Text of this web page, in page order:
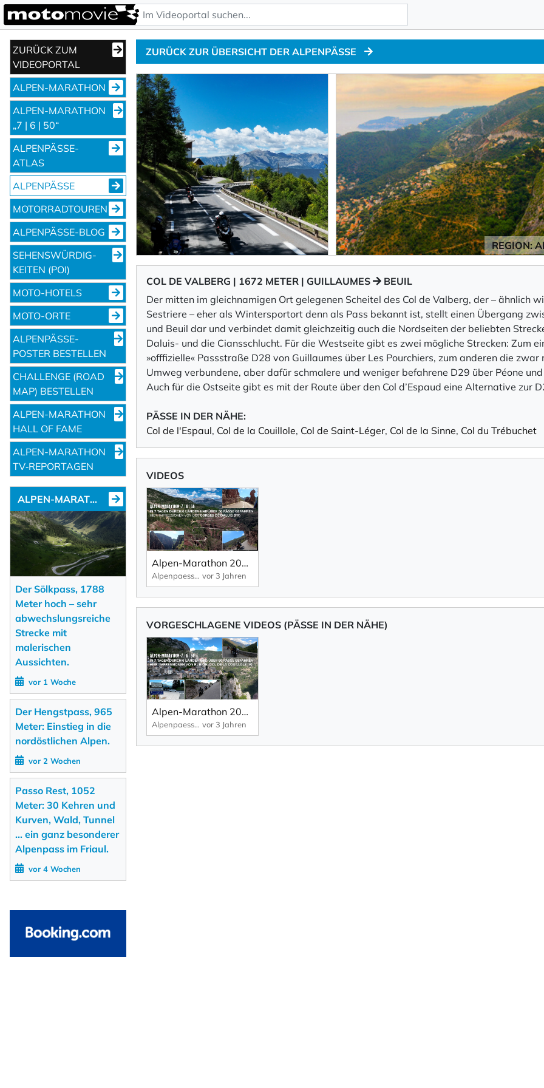
ZURÜCK ZUM
VIDEOPORTAL
ALPEN-MARATHON
ALPEN-MARATHON
„7 | 6 | 50“
ALPENPÄSSE-
ATLAS
ALPENPÄSSE
MOTORRADTOUREN
ALPENPÄSSE-BLOG
SEHENS­WÜRDIG­
KEITEN (POI)
MOTO-HOTELS
MOTO-ORTE
ALPENPÄSSE-
POSTER BESTELLEN
CHALLENGE (ROAD
MAP) BESTELLEN
ALPEN-MARATHON
HALL OF FAME
ALPEN-MARATHON
TV‑REPORTAGEN
ALPEN-MARATHON NEWS
Der Sölkpass, 1788
Meter hoch – sehr
abwechslungsreiche
Strecke mit
malerischen
Aussichten.
vor 1 Woche
Der Hengstpass, 965
Meter: Einstieg in die
nordöstlichen Alpen.
vor 2 Wochen
Passo Rest, 1052
Meter: 30 Kehren und
Kurven, Wald, Tunnel
... ein ganz besonderer
Alpenpass im Friaul.
vor 4 Wochen
ZURÜCK ZUR ÜBERSICHT DER ALPENPÄSSE
REGION:
COL DE VALBERG | 1672 METER | GUILLAUMES
BEUIL
Der mitten im gleichnamigen Ort gelegenen Scheitel des Col de Valberg, der – ähnlich
Sestriere – eher als Wintersportort denn als Pass bekannt ist, stellt einen Übergang
und Beuil dar und verbindet damit gleichzeitig auch die Nordseiten der beliebten
Daluis- und die Ciansschlucht. Für die Westseite gibt es zwei mögliche Strecken: Zum
»offfizielle« Passstraße D28 von Guillaumes über Les Pourchiers, zum anderen die zwar
Umweg verbundene, aber dafür schmalere und weniger befahrene D29 über Péone
Auch für die Ostseite gibt es mit der Route über den Col d’Espaud eine Alternative zur
PÄSSE IN DER NÄHE:
Col de l'Espaul, Col de la Couillole, Col de Saint-Léger, Col de la Sinne, Col du Trébuchet
VIDEOS
Alpen-Marathon 2022, Impressionen: Gorges de Daluis – rote Felsen, tiefe Schluchten, enge und kurvige Straßen. Impressionen aus: 7 Tage | 6 Länder | 50 Pässe.
Alpenpaesse-Videos | Alpen-Marathon vor 3 Jahren
VORGESCHLAGENE VIDEOS (PÄSSE IN DER NÄHE)
Alpen-Marathon 2022–Impressionen: Das Dorf Rubion, unterhalb des Col de la Couillole, Südfrankreich.
Alpenpaesse-Videos | Alpen-Marathon vor 3 Jahren